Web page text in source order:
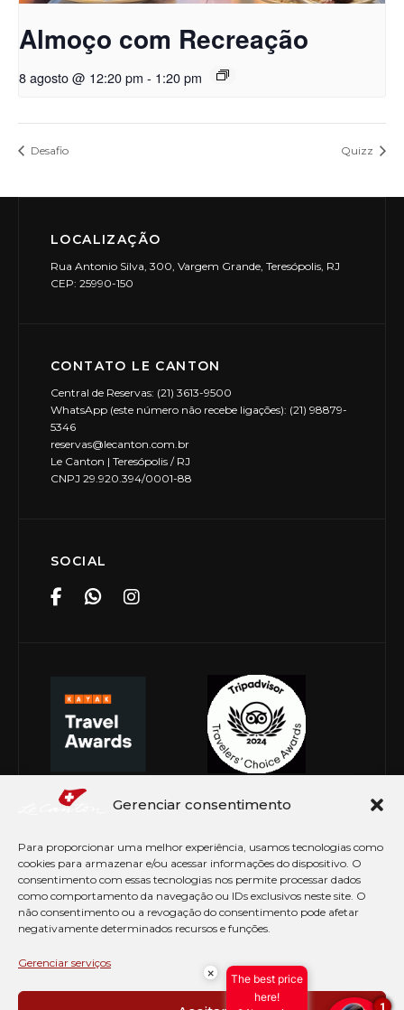
Gerenciar consentimento
Para proporcionar uma melhor experiência, usamos tecnologias como
cookies para armazenar e/ou acessar informações do dispositivo. O
consentimento com essas tecnologias nos permite processar dados
como comportamento da navegação ou IDs exclusivos neste site. O
não consentimento ou a revogação do consentimento pode afetar
negativamente determinados recursos e funções.
Gerenciar serviços
Almoço com Recreação
8 agosto @ 12:20 pm - 1:20 pm
Desafio Quizz
LOCALIZAÇÃO
Rua Antonio Silva, 300, Vargem Grande, Teresópolis, RJ
CEP: 25990-150
CONTATO LE CANTON
Central de Reservas: (21) 3613-9500
WhatsApp (este número não recebe ligações): (21) 98879-
5346
reservas@lecanton.com.br
Le Canton | Teresópolis / RJ
CNPJ 29.920.394/0001-88
SOCIAL
© Copyright 2026 Le Canton. Todos os direitos
PRÉ CHECK-IN
×
The best price
here!
1